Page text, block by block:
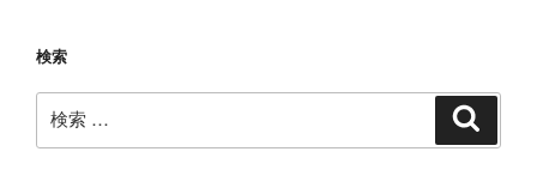
検索
索: